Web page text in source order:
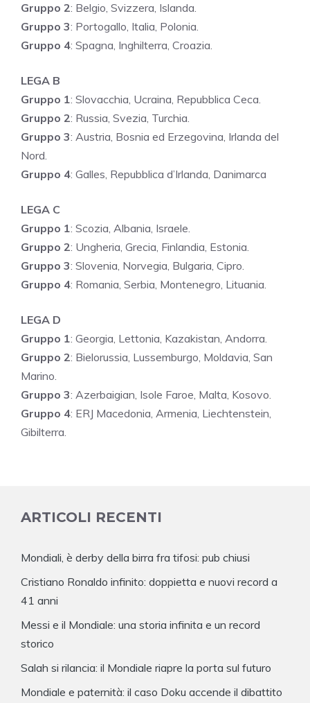
Gruppo 2: Belgio, Svizzera, Islanda.
Gruppo 3: Portogallo, Italia, Polonia.
Gruppo 4: Spagna, Inghilterra, Croazia.
LEGA B
Gruppo 1: Slovacchia, Ucraina, Repubblica Ceca.
Gruppo 2: Russia, Svezia, Turchia.
Gruppo 3: Austria, Bosnia ed Erzegovina, Irlanda del
Nord.
Gruppo 4: Galles, Repubblica d’Irlanda, Danimarca
LEGA C
Gruppo 1: Scozia, Albania, Israele.
Gruppo 2: Ungheria, Grecia, Finlandia, Estonia.
Gruppo 3: Slovenia, Norvegia, Bulgaria, Cipro.
Gruppo 4: Romania, Serbia, Montenegro, Lituania.
LEGA D
Gruppo 1: Georgia, Lettonia, Kazakistan, Andorra.
Gruppo 2: Bielorussia, Lussemburgo, Moldavia, San
Marino.
Gruppo 3: Azerbaigian, Isole Faroe, Malta, Kosovo.
Gruppo 4: ERJ Macedonia, Armenia, Liechtenstein,
Gibilterra.
ARTICOLI RECENTI
Mondiali, è derby della birra fra tifosi: pub chiusi
Cristiano Ronaldo infinito: doppietta e nuovi record a
41 anni
Messi e il Mondiale: una storia infinita e un record
storico
Salah si rilancia: il Mondiale riapre la porta sul futuro
Mondiale e paternità: il caso Doku accende il dibattito